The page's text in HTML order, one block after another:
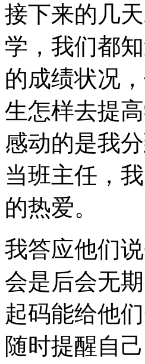
接下来的几
学，我们都
的成绩状况
生怎样去提
感动的是我
当班主任，
的热爱。
我答应他们
会是后会无
起码能给他
随时提醒自